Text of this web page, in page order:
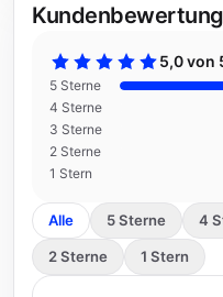
5,0 von
5 Sterne
4 Sterne
3 Sterne
2 Sterne
1 Stern
Alle 5 Sterne 4
2 Sterne 1 Stern